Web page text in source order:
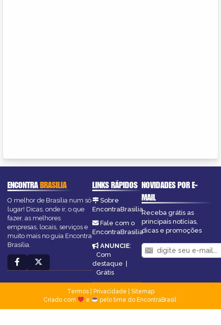
ENCONTRABRASILIA
O melhor de Brasília num só
lugar! Dicas, onde ir, o que
fazer, as melhores
empresas, locais, serviços e
muito mais no guia Encontra
Brasília.
LINKS RÁPIDOS
Sobre
EncontraBrasilia
Fale com o
EncontraBrasilia
ANUNCIE:
Com
destaque
Grátis
NOVIDADES POR E-
MAIL
Receba grátis as
principais notícias,
dicas e promoções
Termos| Privacidade
Sitemap
Criado com
e pelo time do EncontraBrasil